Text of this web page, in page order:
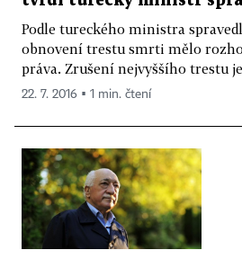
Podle tureckého ministra
obnovení trestu smrti mělo
práva. Zrušení nejvyššího trestu
22. 7. 2016 ▪ 1 min. čtení